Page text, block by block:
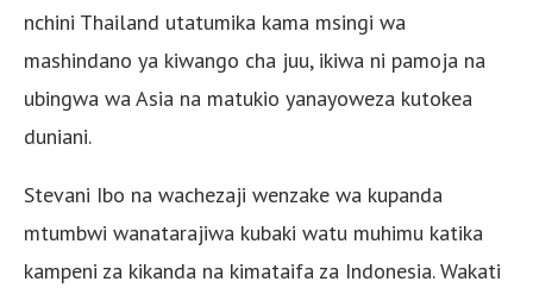
nchini Thailand utatumika kama msingi wa
mashindano ya kiwango cha juu, ikiwa ni pamoja na
ubingwa wa Asia na matukio yanayoweza kutokea
duniani.
Stevani Ibo na wachezaji wenzake wa kupanda
mtumbwi wanatarajiwa kubaki watu muhimu katika
kampeni za kikanda na kimataifa za Indonesia. Wakati